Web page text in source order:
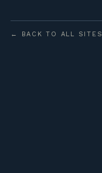
← BACK TO ALL SITES